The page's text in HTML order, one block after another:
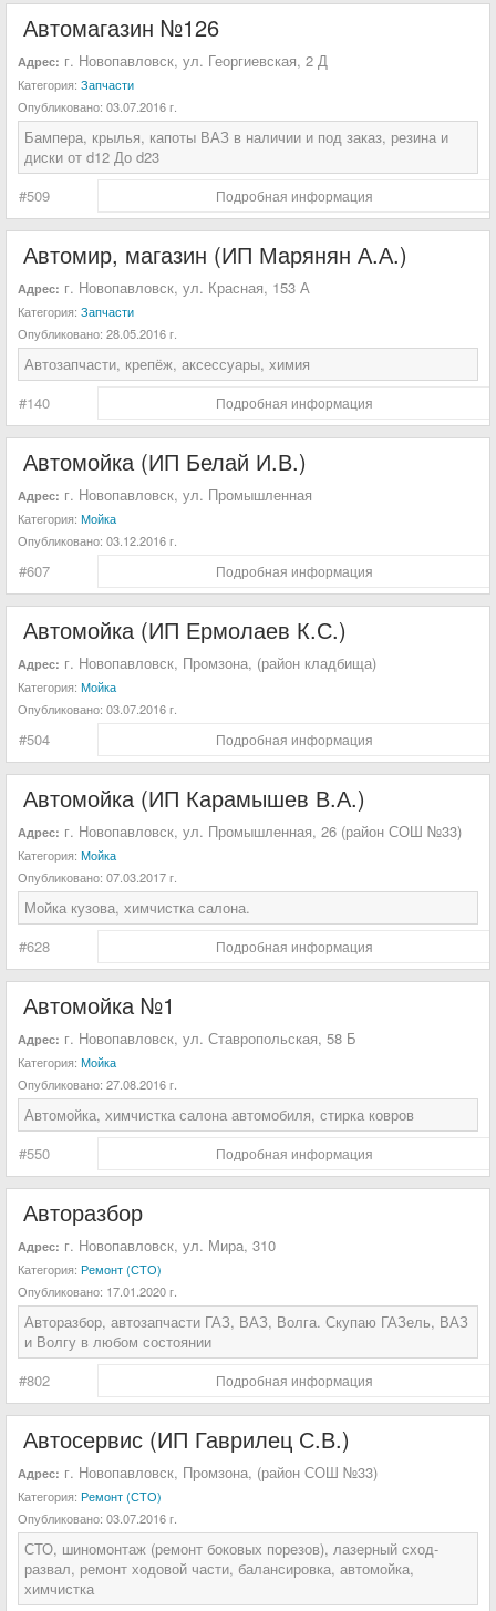
Автомагазин №126
#509
Адрес: г. Новопавловск, ул. Георгиевская, 2 Д
Категория: Запчасти
Опубликовано: 03.07.2016 г.
Бампера, крылья, капоты ВАЗ в наличии и под заказ, резина и
диски от d12 До d23
Подробная информация
Автомир, магазин (ИП Марянян А.А.)
#140
Адрес: г. Новопавловск, ул. Красная, 153 А
Категория: Запчасти
Опубликовано: 28.05.2016 г.
Автозапчасти, крепёж, аксессуары, химия
Подробная информация
Автомойка (ИП Белай И.В.)
#607
Адрес: г. Новопавловск, ул. Промышленная
Категория: Мойка
Опубликовано: 03.12.2016 г.
Подробная информация
Автомойка (ИП Ермолаев К.С.)
#504
Адрес: г. Новопавловск, Промзона, (район кладбища)
Категория: Мойка
Опубликовано: 03.07.2016 г.
Подробная информация
Автомойка (ИП Карамышев В.А.)
#628
Адрес: г. Новопавловск, ул. Промышленная, 26 (район СОШ №33)
Категория: Мойка
Опубликовано: 07.03.2017 г.
Мойка кузова, химчистка салона.
Подробная информация
Автомойка №1
#550
Адрес: г. Новопавловск, ул. Ставропольская, 58 Б
Категория: Мойка
Опубликовано: 27.08.2016 г.
Автомойка, химчистка салона автомобиля, стирка ковров
Подробная информация
Авторазбор
#802
Адрес: г. Новопавловск, ул. Мира, 310
Категория: Ремонт (СТО)
Опубликовано: 17.01.2020 г.
Авторазбор, автозапчасти ГАЗ, ВАЗ, Волга. Скупаю ГАЗель, ВАЗ
и Волгу в любом состоянии
Подробная информация
Автосервис (ИП Гаврилец С.В.)
Адрес: г. Новопавловск, Промзона, (район СОШ №33)
Категория: Ремонт (СТО)
Опубликовано: 03.07.2016 г.
СТО, шиномонтаж (ремонт боковых порезов), лазерный сход-
развал, ремонт ходовой части, балансировка, автомойка,
химчистка